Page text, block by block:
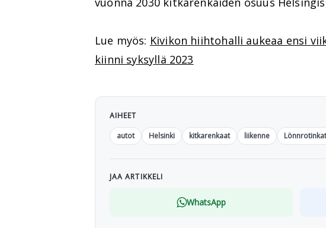
Lue myös: Kivikon hiihtohalli aukeaa ensi
kiinni syksyllä 2023
AIHEET
autot
Helsinki kitkarenkaat liikenne
JAA ARTIKKELI
WhatsApp